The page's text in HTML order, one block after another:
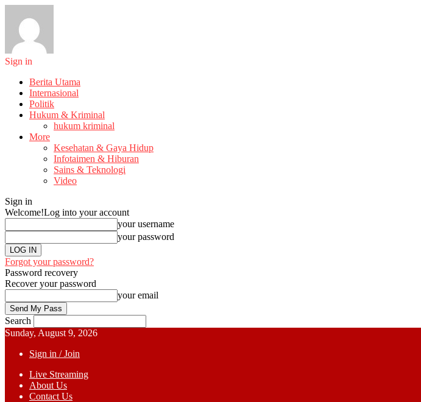
Sign in
Berita Utama
Internasional
Politik
Hukum & Kriminal
hukum kriminal
More
Kesehatan & Gaya Hidup
Infotaimen & Hiburan
Sains & Teknologi
Video
Sign in
Welcome!Log into your account
your username
your password
Forgot your password?
Password recovery
Recover your password
your email
Search
Sunday, August 9, 2026
Sign in / Join
Live Streaming
About Us
Contact Us